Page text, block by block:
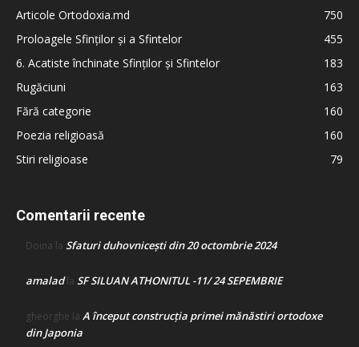
Articole Ortodoxia.md
750
Proloagele Sfinților și a Sfintelor
455
6. Acatiste închinate Sfinților și Sfintelor
183
Rugăciuni
163
Fără categorie
160
Poezia religioasă
160
Stiri religioase
79
Comentarii recente
Doina la Sfaturi duhovnicești din 20 octombrie 2024
amaladla SF SILUAN ATHONITUL -11/ 24 SEPEMBRIE
gheorghe la A început construcţia primei mănăstiri ortodoxe
din Japonia